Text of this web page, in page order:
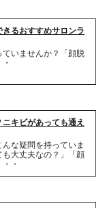
るおすすめサロンラ
いませんか？「顔脱
キビがあっても通え
な疑問を持っていま
大丈夫なの？」「顔
・